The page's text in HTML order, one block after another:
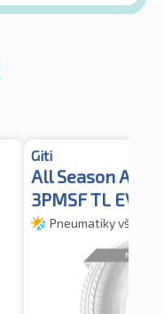
Giti
All Season AS2
3PMSF TL EV
Pneumatiky všech